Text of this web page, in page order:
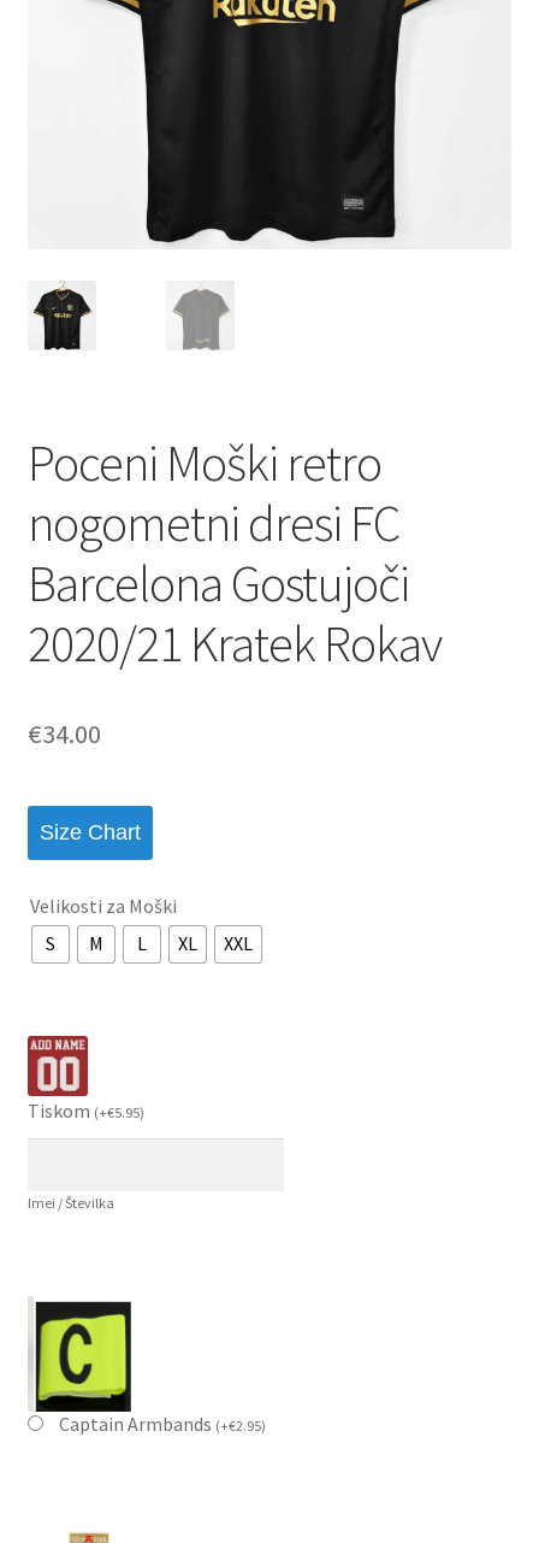
Zaključek nakupa
Poceni Moški retro
nogometni dresi FC
Barcelona Gostujoči
2020/21 Kratek Rokav
€34.00
Size Chart
Velikosti za Moški
S
M L XL XXL
Tiskom (+€5.95)
Imei / Številka
Captain Armbands (+€2.95)